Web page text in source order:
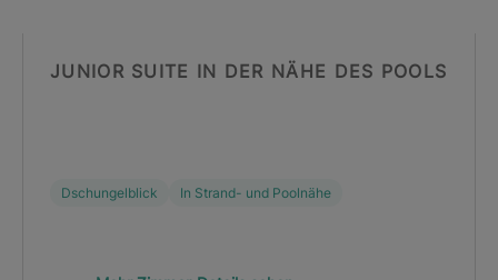
JUNIOR SUITE IN DER NÄHE DES POOLS
Dschungelblick In Strand- und Poolnähe